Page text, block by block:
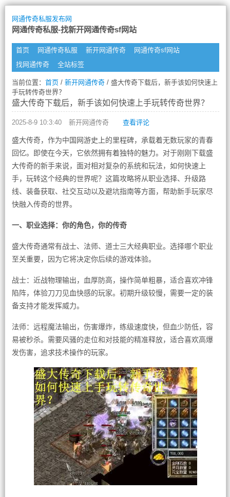
网通传奇私服发布网
网通传奇私服-找新开网通传奇sf网站
首页 网通传奇私服 新开网通传奇
网通传奇sf网站
找网通传奇
全站标签
当前位置： 首页/ 新开网通传奇/ 盛大传奇下载后，新手该如何快速上
手玩转传奇世界？
盛大传奇下载后，新手该如何快速上手玩转传奇世界？
2025-8-9 10:3:40 新开网通传奇 查看评论
盛大传奇，作为中国网游史上的里程碑，承载着无数玩家的青春
回忆。即使在今天，它依然拥有着独特的魅力。对于刚刚下载盛
大传奇的新手来说，面对相对复杂的系统和玩法，如何快速上
手，玩转这个经典的世界呢？这篇攻略将从职业选择、升级路
线、装备获取、社交互动以及避坑指南等方面，帮助新手玩家尽
快融入传奇的世界。
一、职业选择：你的角色，你的传奇
盛大传奇通常有战士、法师、道士三大经典职业。选择哪个职业
至关重要，因为它将决定你后续的游戏体验。
战士：近战物理输出，血厚防高，操作简单粗暴，适合喜欢冲锋
陷阵，体验刀刀见血快感的玩家。初期升级较慢，需要一定的装
备支持才能发挥威力。
法师：远程魔法输出，伤害爆炸，练级速度快，但血少防低，容
易被秒杀。需要风骚的走位和对技能的精准释放，适合喜欢高爆
发伤害，追求技术操作的玩家。